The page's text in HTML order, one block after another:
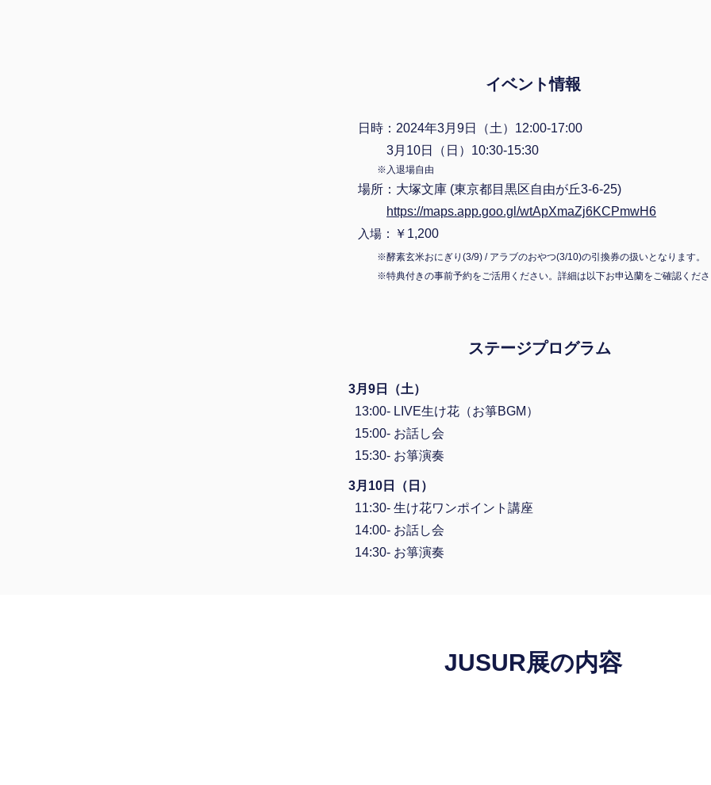
イベント情報
日時：2024年3月9日（土）12:00-17:00
3月10日（日）10:30-15:30
※入退場自由
場所：大塚文庫 (東京都目黒区自由が丘3-6-25)
https://maps.app.goo.gl/wtApXmaZj6KCPmwH6
入場 ：￥1,200
※酵素玄米おにぎり(3/9) / アラブのおやつ(3/10)の引換券の扱いとなります。
※特典付きの事前予約をご活用 ください。詳細は以下お申込蘭をご確認くだ
ステージプログラム
3月9日（土）
13:00- LIVE生け花（お箏BGM）
15:00- お話し会
15:30- お箏演奏
3月10日（日）
11:30- 生け花ワンポイント講座
14:00- お話し会
14:30- お箏演奏
JUSUR展の内容